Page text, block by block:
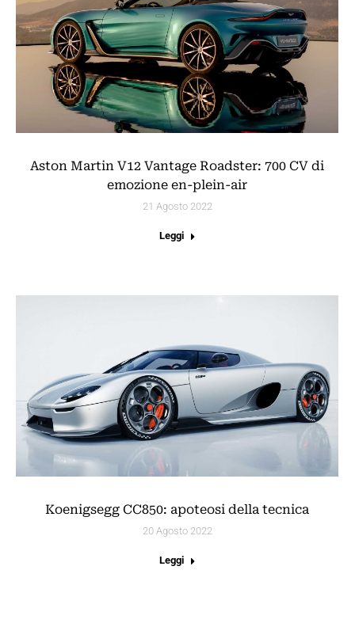
Aston Martin V12 Vantage Roadster: 700 CV di
emozione en-plein-air
21 Agosto 2022
Leggi
Koenigsegg CC850: apoteosi della tecnica
20 Agosto 2022
Leggi